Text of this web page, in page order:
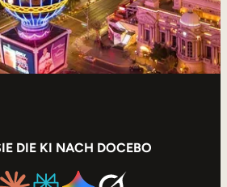
DIE KI NACH DOCEBO